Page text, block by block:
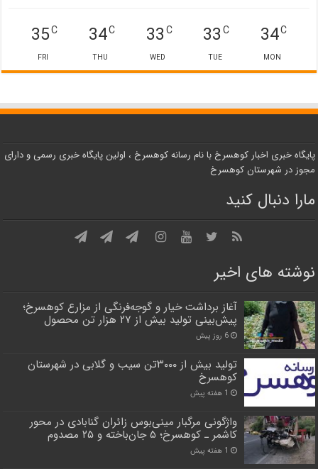
34C
MON
33C
TUE
33C
WED
34C
THU
35C
FRI
پایگاه خبری اخبار کوهسرخ با نام رسانه کوهسرخ ، اولین پایگاه خبری رسمی و دارای
مجوز در شهرستان کوهسرخ
مارا دنبال کنید
نوشته های اخیر
آغاز برداشت خیار و گوجه‌فرنگی از مزارع کوهسرخ؛
پیش‌بینی تولید بیش از ۲۷ هزار تن محصول
6 روز پیش
تولید بیش از ۳۰۰۰تن سیب و گلابی در شهرستان
کوهسرخ
1 هفته پیش
واژگونی مرگبار مینی‌بوس زائران گنابادی در محور
کاشمر ـ کوهسرخ؛ ۵ جان‌باخته و ۲۵ مصدوم
1 هفته پیش